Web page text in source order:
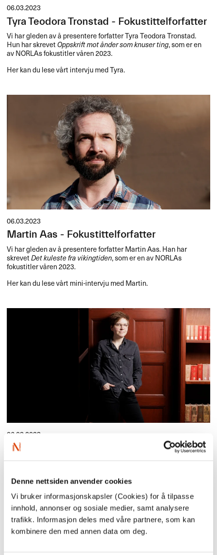
Denne nettsiden anvender cookies
Vi bruker informasjonskapsler (Cookies) for å tilpasse
innhold, annonser og sosiale medier, samt analysere
trafikk. Informasjon deles med våre partnere, som kan
kombinere den med annen data om deg.
06.03.2023
Tyra Teodora Tronstad - Fokustittelforfatter
Vi har gleden av å presentere forfatter Tyra Teodora Tronstad.
Hun har skrevetOppskrift mot ånder som knuser ting, som er en
av NORLAs fokustitler våren 2023.
Her kan du lese vårt intervju med Tyra.
06.03.2023
Martin Aas - Fokustittelforfatter
Vi har gleden av å presentere forfatter Martin Aas. Han har
skrevetDet kuleste fra vikingtiden, som er en av NORLAs
fokustitler våren 2023.
Her kan du lese vårt mini-intervju med Martin.
06.03.2023
Anna Blix - Fokustittelforfatter
barn på, som er en av NORLAs fokustitler våren 2023.
Her kan du lese vårt intervju med Anna.